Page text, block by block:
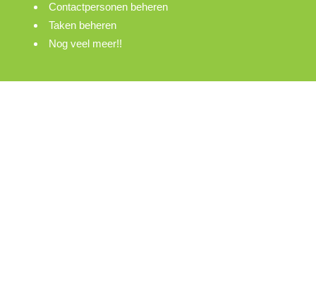
Contactpersonen beheren
Taken beheren
Nog veel meer!!